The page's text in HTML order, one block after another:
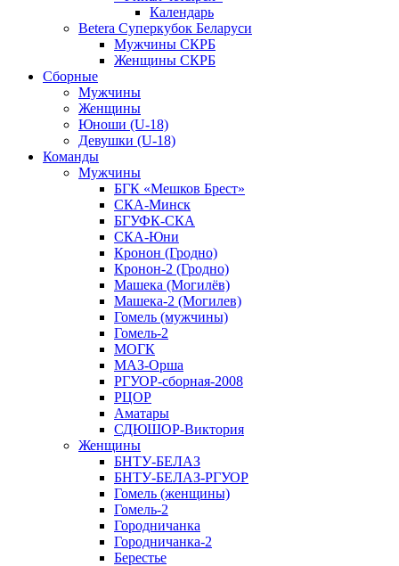
Календарь
Betera Суперкубок Беларуси
Мужчины СКРБ
Женщины СКРБ
Сборные
Мужчины
Женщины
Юноши (U-18)
Девушки (U-18)
Команды
Мужчины
БГК «Мешков Брест»
СКА-Минск
БГУФК-СКА
СКА-Юни
Кронон (Гродно)
Кронон-2 (Гродно)
Машека (Могилёв)
Машека-2 (Могилев)
Гомель (мужчины)
Гомель-2
МОГК
МАЗ-Орша
РГУОР-сборная-2008
РЦОР
Аматары
СДЮШОР-Виктория
Женщины
БНТУ-БЕЛАЗ
БНТУ-БЕЛАЗ-РГУОР
Гомель (женщины)
Гомель-2
Городничанка
Городничанка-2
Берестье